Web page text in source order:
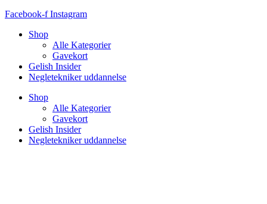
Facebook-f Instagram
Shop
Alle Kategorier
Gavekort
Gelish Insider
Negletekniker uddannelse
Shop
Alle Kategorier
Gavekort
Gelish Insider
Negletekniker uddannelse